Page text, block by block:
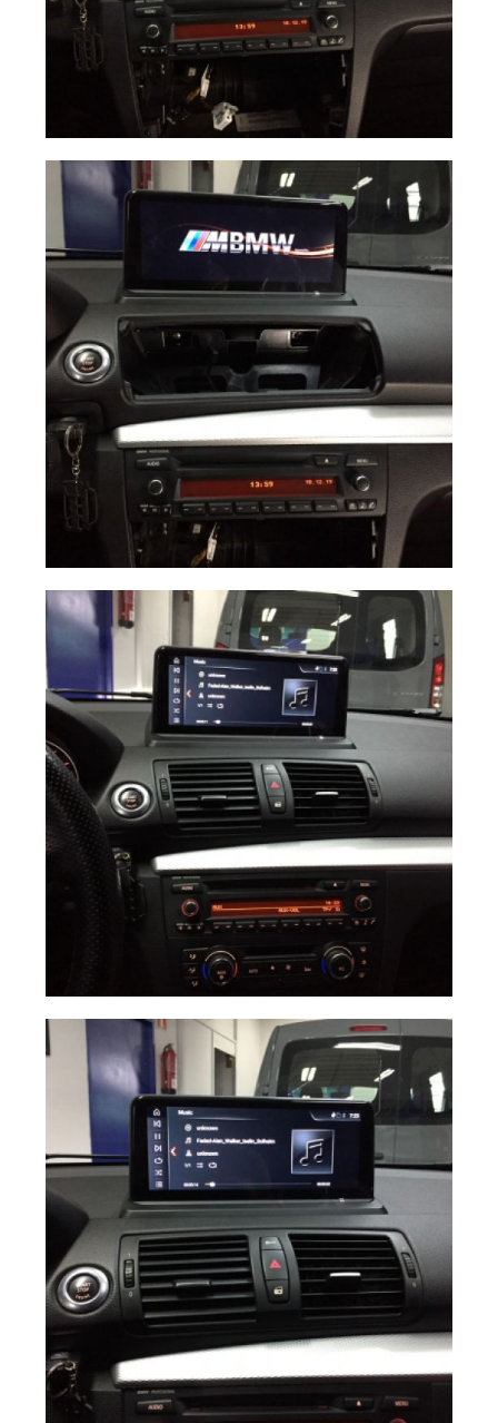
Pantalla 10\"
BMW S1 E87
Ampliar
Instalación
Pantalla BMW S1
E87
Ampliar
Navegador BMW
E87
Ampliar